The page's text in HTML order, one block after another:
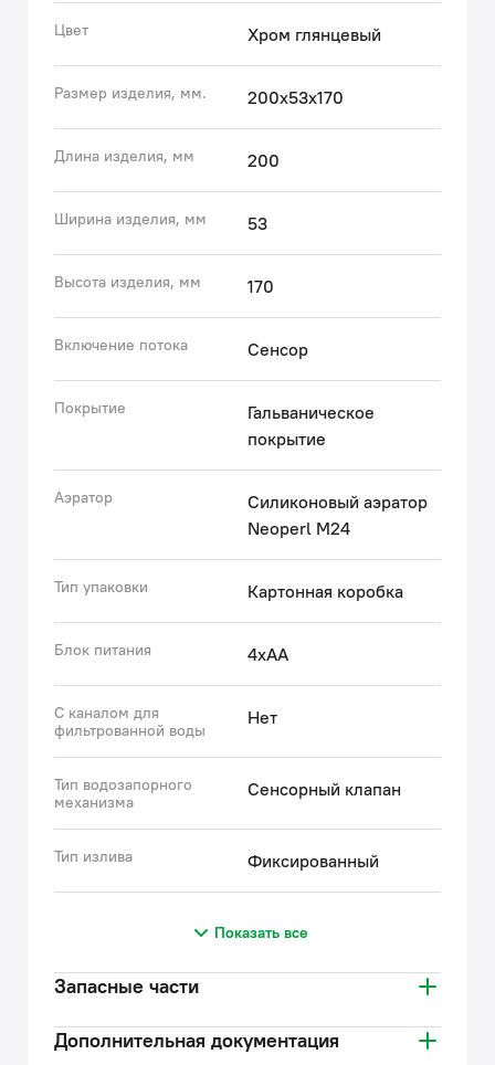
соотношение высоты и длины излива и угол наклона
аэратора позволяют с комфортом размещать руки
под смесителем.
• Питание датчика смесителя с сенсорным
управлением производится от четырех батареек типа
АА (не входят в комплект поставки).
(с) Авторский текст, май 2019 г.
Цвет Хром глянцевый
Размер изделия, мм. 200x53x170
Длина изделия, мм 200
Ширина изделия, мм 53
Высота изделия, мм 170
Включение потока Сенсор
Покрытие
Гальваническое
покрытие
Аэратор
Силиконовый аэратор
Neoperl M24
Тип упаковки Картонная коробка
Блок питания 4хАА
С каналом для
фильтрованной воды
Нет
Тип водозапорного
механизма
Сенсорный клапан
Тип излива Фиксированный
Показать все
Запасные части
Дополнительная документация